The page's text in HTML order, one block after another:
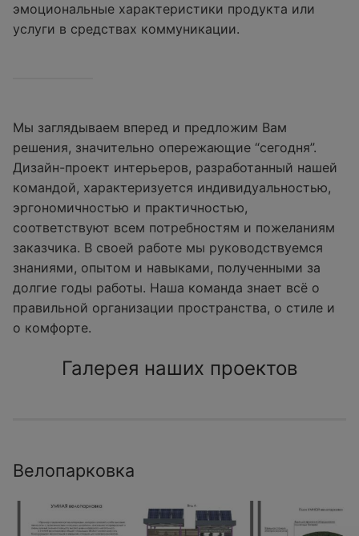
эмоциональные характеристики продукта или
услуги в средствах коммуникации.
Мы заглядываем вперед и предложим Вам
решения, значительно опережающие “сегодня”.
Дизайн-проект интерьеров, разработанный нашей
командой, характеризуется индивидуальностью,
эргономичностью и практичностью,
соответствуют всем потребностям и пожеланиям
заказчика. В своей работе мы руководствуемся
знаниями, опытом и навыками, полученными за
долгие годы работы. Наша команда знает всё о
правильной организации пространства, о стиле и
о комфорте.
Галерея наших проектов
Велопарковка